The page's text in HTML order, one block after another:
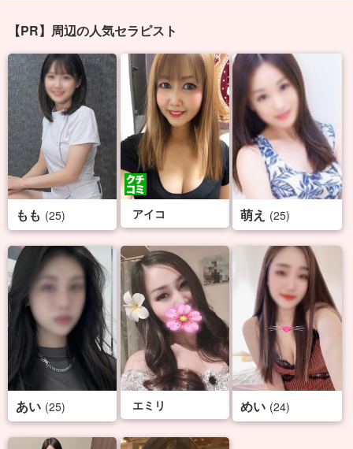
【PR】周辺の人気セラピスト
もも (25) アイコ 萌え (25)
あい (25) エミリ めい (24)